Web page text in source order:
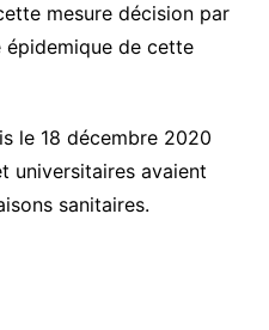
mesure décision par
épidemique de cette
le 18 décembre 2020
universitaires avaient
sanitaires.